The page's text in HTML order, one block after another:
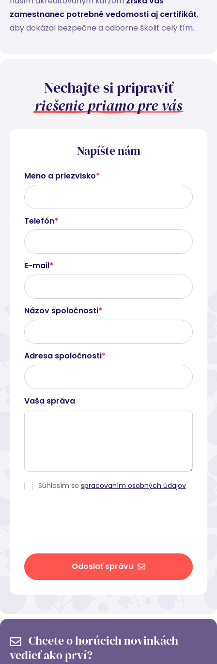
zamestnanec potrebné vedomosti aj certifikát,
aby dokázal bezpečne a odborne školiť celý tím.
Nechajte si pripraviť
riešenie priamo pre vás
Napíšte nám
Meno a priezvisko*
Telefón*
E-mail*
Názov spoločnosti*
Adresa spoločnosti*
Vaša správa
Súhlasím so spracovaním osobných údajov
Odoslať správu
Chcete o horúcich novinkách
vedieť ako prví?